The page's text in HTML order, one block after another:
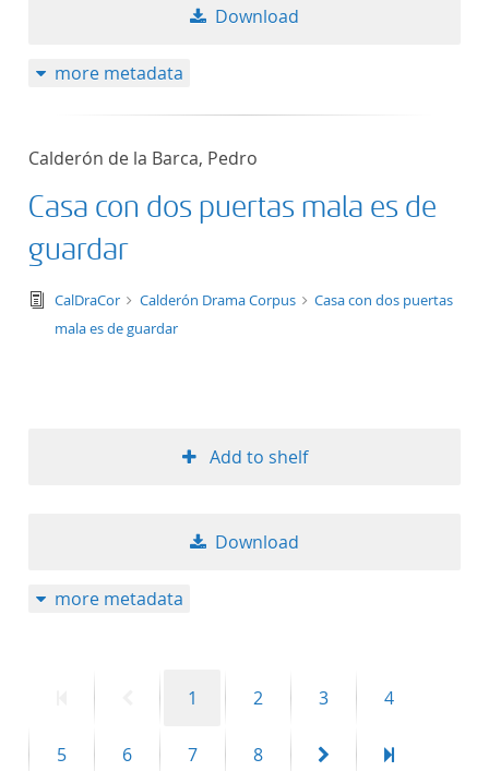
Download
more metadata
Calderón de la Barca, Pedro
Casa con dos puertas mala es de
guardar
text/tg.edition+tg.aggregation+xml
CalDraCor Calderón Drama Corpus
Casa con dos puertas
mala es de guardar
Add to shelf
Download
more metadata
PreviousPage
1 Page
2 Page
3 Page
4
Page
5 Page
6 Page
7 Page
8
Next
Last